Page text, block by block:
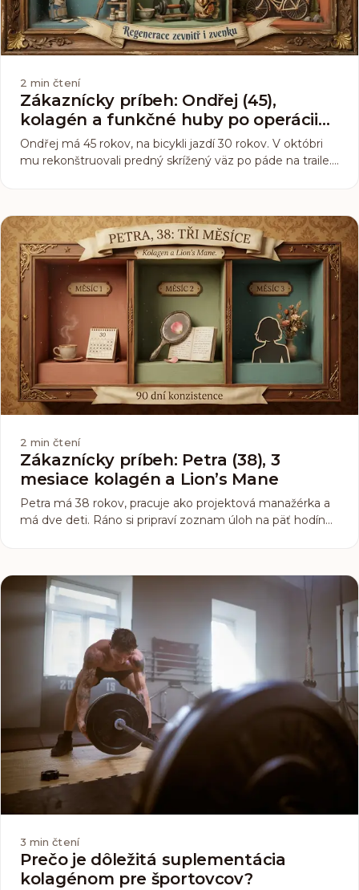
2 min čtení
Zákaznícky príbeh: Ondřej (45),
kolagén a funkčné huby po operácii
kolena
Ondřej má 45 rokov, na bicykli jazdí 30 rokov. V októbri
mu rekonštruovali predný skrížený väz po páde na traile.
2 min čtení
Zákaznícky príbeh: Petra (38), 3
mesiace kolagén a Lion’s Mane
Petra má 38 rokov, pracuje ako projektová manažérka a
má dve deti. Ráno si pripraví zoznam úloh na päť hodín
3 min čtení
Prečo je dôležitá suplementácia
kolagénom pre športovcov?